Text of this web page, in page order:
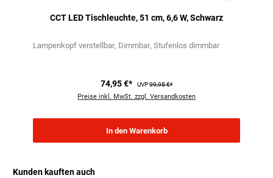
CCT LED Tischleuchte, 51 cm, 6,6 W, Schwarz
Lampenkopf verstellbar Dimmbar Stufenlos dimmbar
74,95 €* UVP99,95 €*
Preise inkl. MwSt. zzgl. Versandkosten
In den Warenkorb
Kunden kauften auch